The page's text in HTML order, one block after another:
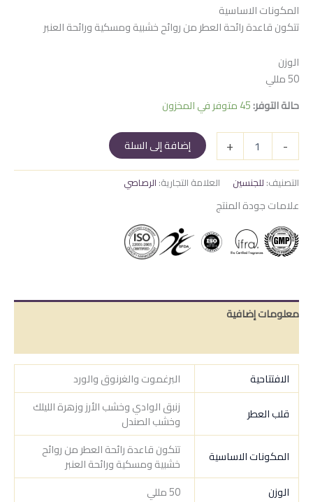
المكونات الاساسية
تتكون قاعدة رائحة العطر من روائح خشبية ومسكية ورائحة العنبر
الوزن
50 مللي
حالة التوفر:45 متوفر في المخزون
-
كمية
عود
الابيض
+ إضافة إلى السلة
التصنيف: للجنسين العلامة التجارية: الرصاصي
علامات جودة المنتج
معلومات إضافية
الافتتاحية
البرغموت والغرنوق والورد
قلب العطر
زنبق الوادي وخشب الأرز وزهرة الليلك
وخشب الصندل
المكونات الاساسية
تتكون قاعدة رائحة العطر من روائح
خشبية ومسكية ورائحة العنبر
الوزن
50 مللي